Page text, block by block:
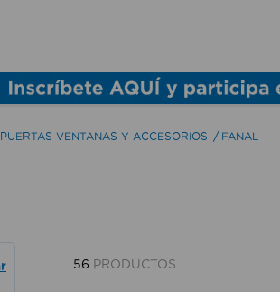
PUERTAS VENTANAS Y ACCESORIOS FANAL
56 PRODUCTOS